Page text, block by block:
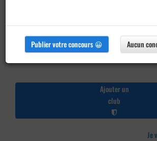
Ajouter un
club
Je
Publier votre concours 😀 Aucun